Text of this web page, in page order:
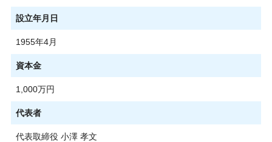
設立年月日
1955年4月
資本金
1,000万円
代表者
代表取締役 小澤 孝文